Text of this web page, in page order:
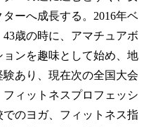
ーへ成長する。2016年ベ
歳の時に、アマチュアボ
ンを趣味として始め、地
あり、現在次の全国大会
ィットネスプロフェッシ
のヨガ、フィットネス指